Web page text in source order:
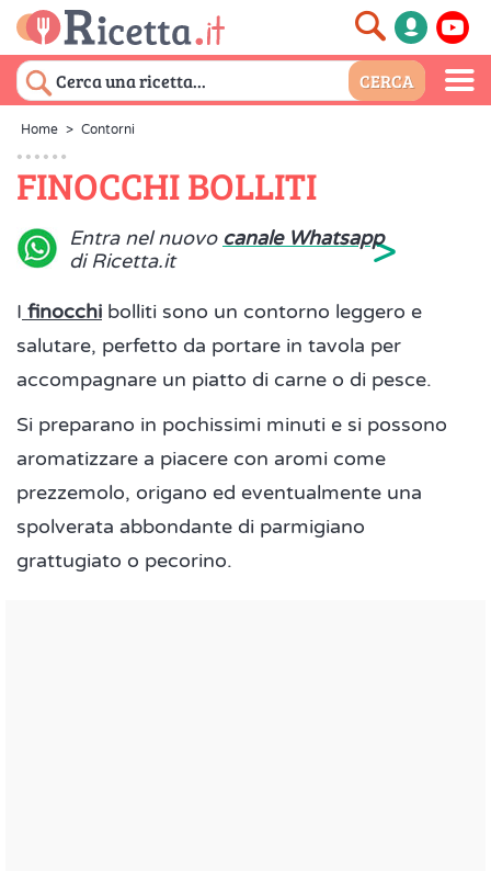
Home > Contorni
FINOCCHI BOLLITI
Entra nel nuovo canale Whatsapp
di Ricetta.it
>
I finocchi bolliti sono un contorno leggero e
salutare, perfetto da portare in tavola per
accompagnare un piatto di carne o di pesce.
Si preparano in pochissimi minuti e si possono
aromatizzare a piacere con aromi come
prezzemolo, origano ed eventualmente una
spolverata abbondante di parmigiano
grattugiato o pecorino.